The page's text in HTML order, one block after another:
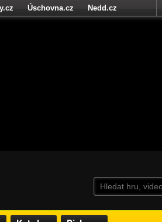
Úschovna.cz
Nedd.cz